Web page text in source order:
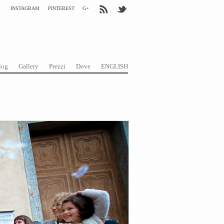
INSTAGRAM PINTEREST G+
Gallery Prezzi Dove ENGLISH